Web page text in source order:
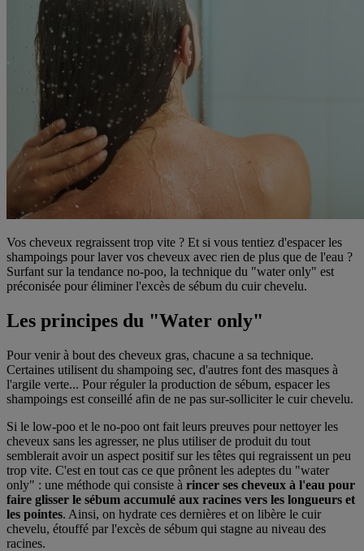
Vos cheveux regraissent trop vite ? Et si vous tentiez d'espacer les
shampoings pour laver vos cheveux avec rien de plus que de l'eau ?
Surfant sur la tendance no-poo, la technique du "water only" est
préconisée pour éliminer l'excès de sébum du cuir chevelu.
Les principes du "Water only"
Pour venir à bout des cheveux gras, chacune a sa technique.
Certaines utilisent du shampoing sec, d'autres font des masques à
l'argile verte... Pour réguler la production de sébum, espacer les
shampoings est conseillé afin de ne pas sur-solliciter le cuir chevelu.
Si le low-poo et le no-poo ont fait leurs preuves pour nettoyer les
cheveux sans les agresser, ne plus utiliser de produit du tout
semblerait avoir un aspect positif sur les têtes qui regraissent un peu
trop vite. C'est en tout cas ce que prônent les adeptes du "water
only" : une méthode qui consiste à rincer ses cheveux à l'eau pour
faire glisser le sébum accumulé aux racines vers les longueurs et
les pointes. Ainsi, on hydrate ces dernières et on libère le cuir
chevelu, étouffé par l'excès de sébum qui stagne au niveau des
racines.